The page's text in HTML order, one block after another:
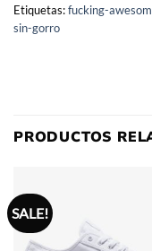
Etiquetas:fucking-
sin-gorro
PRODUCTOS
SALE!